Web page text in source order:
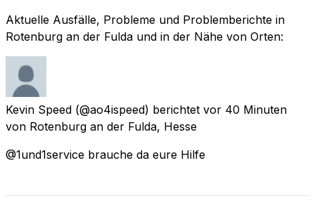
Aktuelle Ausfälle, Probleme und Problemberichte in
Rotenburg an der Fulda und in der Nähe von Orten:
Kevin Speed (@ao4ispeed) berichtet vor 40 Minuten
von Rotenburg an der Fulda, Hesse
@1und1service brauche da eure Hilfe